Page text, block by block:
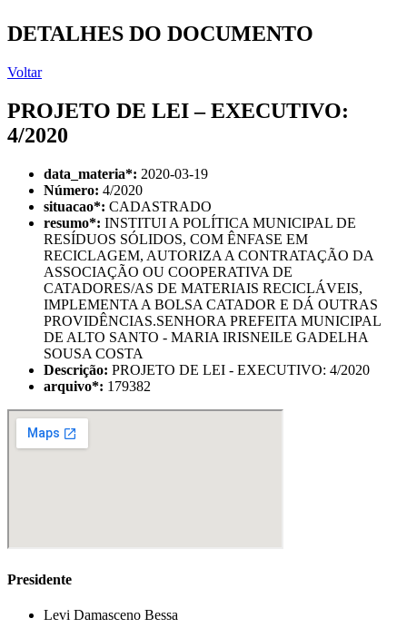
DETALHES DO DOCUMENTO
Voltar
PROJETO DE LEI – EXECUTIVO:
4/2020
data_materia*: 2020-03-19
Número: 4/2020
situacao*: CADASTRADO
resumo*: INSTITUI A POLÍTICA MUNICIPAL DE
RESÍDUOS SÓLIDOS, COM ÊNFASE EM
RECICLAGEM, AUTORIZA A CONTRATAÇÃO DA
ASSOCIAÇÃO OU COOPERATIVA DE
CATADORES/AS DE MATERIAIS RECICLÁVEIS,
IMPLEMENTA A BOLSA CATADOR E DÁ OUTRAS
PROVIDÊNCIAS.SENHORA PREFEITA MUNICIPAL
DE ALTO SANTO - MARIA IRISNEILE GADELHA
SOUSA COSTA
Descrição: PROJETO DE LEI - EXECUTIVO: 4/2020
arquivo*: 179382
Presidente
Levi Damasceno Bessa